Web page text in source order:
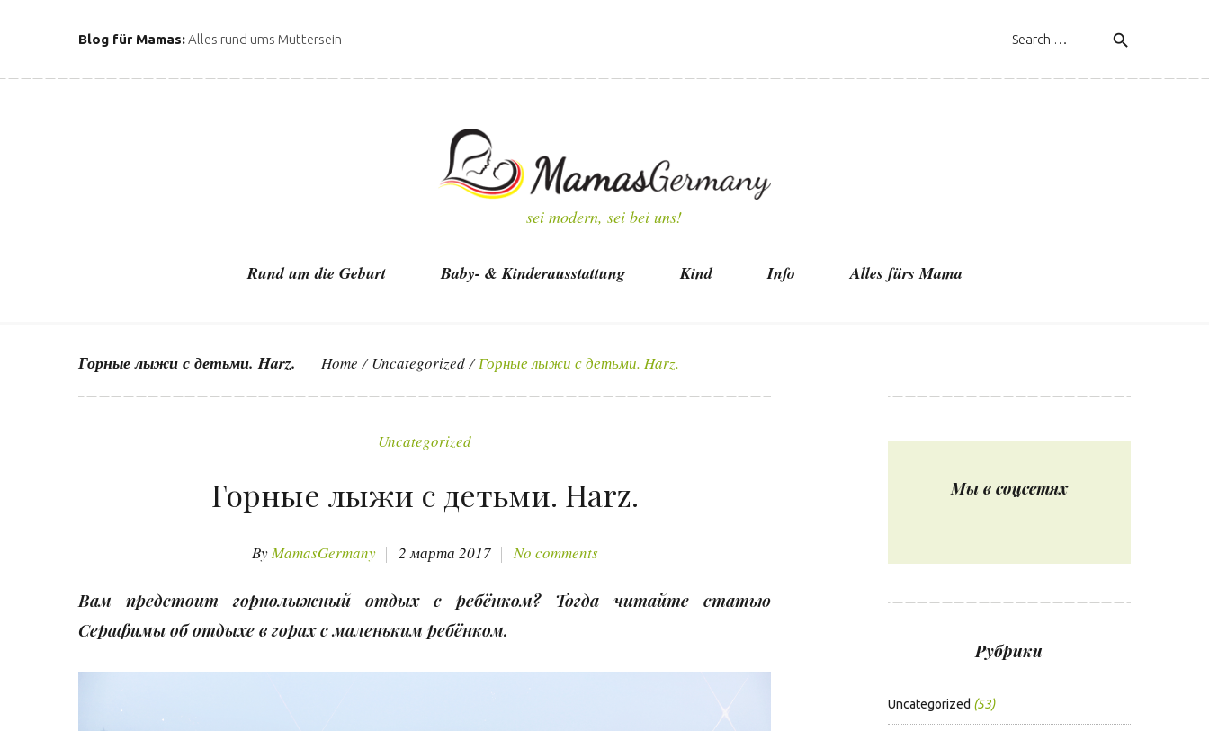
p
Blog für Mamas:Alles rund ums Muttersein search
sei modern, sei bei uns!
Rund um die Geburt Baby- & Kinderausstattung Kind Info Alles fürs Mama
Горные лыжи с детьми. Harz. Home / Uncategorized / Горные лыжи с детьми. Harz.
Uncategorized
Горные лыжи с детьми. Harz.
ByMamasGermany 2 марта 2017 No comments
Вам предстоит горнолыжный отдых с ребёнком? Тогда читайте статью
Серафимы об отдыхе в горах с маленьким ребёнком.
Мы в соцсетях
Рубрики
Uncategorized (53)